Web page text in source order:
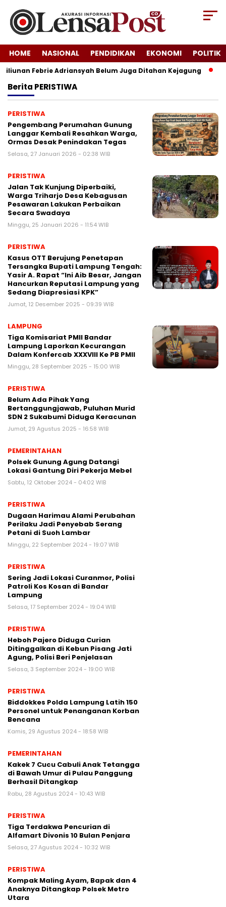
HOME NASIONAL PENDIDIKAN EKONOMI POLITIK
Febrie Adriansyah Belum Juga Ditahan Kejagung
Berita PERISTIWA
PERISTIWA
Pengembang Perumahan Gunung
Langgar Kembali Resahkan Warga,
Ormas Desak Penindakan Tegas
Selasa, 27 Januari 2026 - 02:38 WIB
PERISTIWA
Jalan Tak Kunjung Diperbaiki,
Warga Triharjo Desa Kebagusan
Pesawaran Lakukan Perbaikan
Secara Swadaya
Minggu, 25 Januari 2026 - 11:54 WIB
PERISTIWA
Kasus OTT Berujung Penetapan
Tersangka Bupati Lampung Tengah:
Yasir A. Rapat “Ini Aib Besar, Jangan
Hancurkan Reputasi Lampung yang
Sedang Diapresiasi KPK”
Jumat, 12 Desember 2025 - 09:39 WIB
LAMPUNG
Tiga Komisariat PMII Bandar
Lampung Laporkan Kecurangan
Dalam Konfercab XXXVIII Ke PB PMII
Minggu, 28 September 2025 - 15:00 WIB
PERISTIWA
Belum Ada Pihak Yang
Bertanggungjawab, Puluhan Murid
SDN 2 Sukabumi Diduga Keracunan
Jumat, 29 Agustus 2025 - 16:58 WIB
PEMERINTAHAN
Polsek Gunung Agung Datangi
Lokasi Gantung Diri Pekerja Mebel
Sabtu, 12 Oktober 2024 - 04:02 WIB
PERISTIWA
Dugaan Harimau Alami Perubahan
Perilaku Jadi Penyebab Serang
Petani di Suoh Lambar
Minggu, 22 September 2024 - 19:07 WIB
PERISTIWA
Sering Jadi Lokasi Curanmor, Polisi
Patroli Kos Kosan di Bandar
Lampung
Selasa, 17 September 2024 - 19:04 WIB
PERISTIWA
Heboh Pajero Diduga Curian
Ditinggalkan di Kebun Pisang Jati
Agung, Polisi Beri Penjelasan
Selasa, 3 September 2024 - 19:00 WIB
PERISTIWA
Biddokkes Polda Lampung Latih 150
Personel untuk Penanganan Korban
Bencana
Kamis, 29 Agustus 2024 - 18:58 WIB
PEMERINTAHAN
Kakek 7 Cucu Cabuli Anak Tetangga
di Bawah Umur di Pulau Panggung
Berhasil Ditangkap
Rabu, 28 Agustus 2024 - 10:43 WIB
PERISTIWA
Tiga Terdakwa Pencurian di
Alfamart Divonis 10 Bulan Penjara
Selasa, 27 Agustus 2024 - 10:32 WIB
PERISTIWA
Kompak Maling Ayam, Bapak dan 4
Anaknya Ditangkap Polsek Metro
Utara